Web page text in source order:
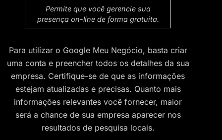
Permite que você gerencie sua
presença on-line de forma gratuita.
Para utilizar o Google Meu Negócio, basta criar
uma conta e preencher todos os detalhes da sua
empresa. Certifique-se de que as informações
estejam atualizadas e precisas. Quanto mais
informações relevantes você fornecer, maior
será a chance de sua empresa aparecer nos
resultados de pesquisa locais.